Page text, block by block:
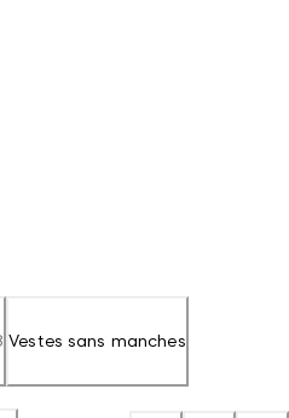
Vestes sans manches